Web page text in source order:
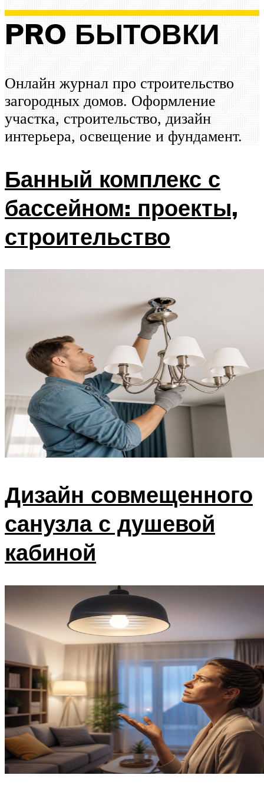
PRO БЫТОВКИ
Онлайн журнал про строительство
загородных домов. Оформление
участка, строительство, дизайн
интерьера, освещение и фундамент.
Банный комплекс с
бассейном: проекты,
строительство
Дизайн совмещенного
санузла с душевой
кабиной